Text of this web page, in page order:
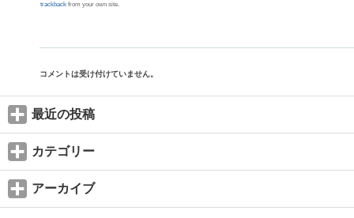
trackback from your own site.
コメントは受け付けていません。
最近の投稿
カテゴリー
アーカイブ